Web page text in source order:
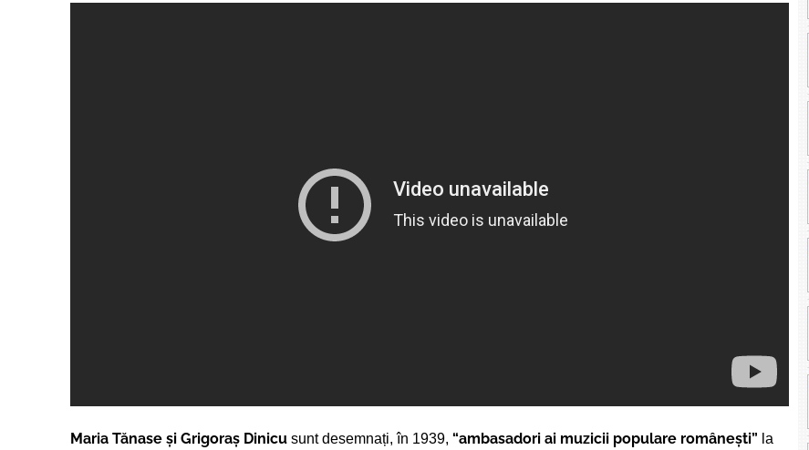
Maria Tănase și Grigoraş Dinicu sunt desemnați, în 1939, “ambasadori ai muzicii populare românești” la